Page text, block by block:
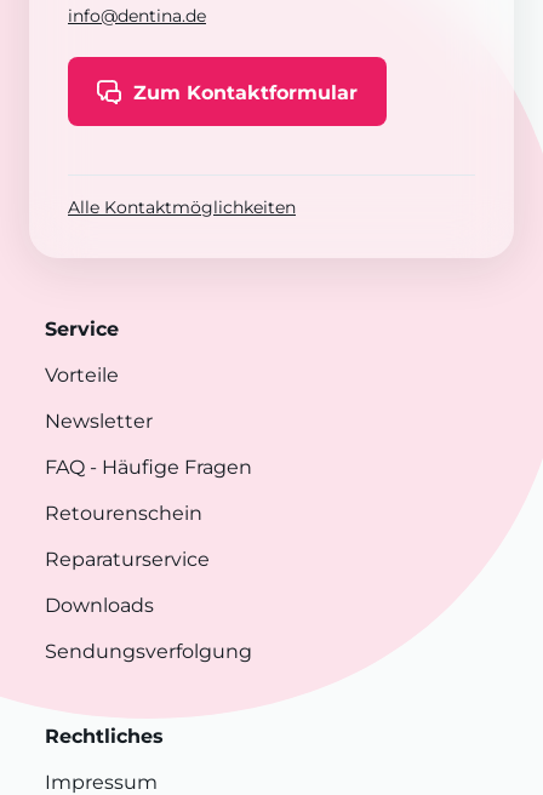
info@dentina.de
Zum Kontaktformular
Alle Kontaktmöglichkeiten
Service
Vorteile
Newsletter
FAQ - Häufige Fragen
Retourenschein
Reparaturservice
Downloads
Sendungsverfolgung
Rechtliches
Impressum